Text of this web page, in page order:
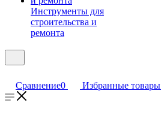
Инструменты для
строительства и
ремонта
Сравнение0 Избранные товары